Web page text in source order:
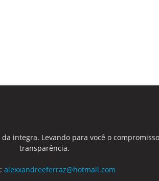
integra. Levando para você o
transparência.
alexxandreeferraz@hotmail.com